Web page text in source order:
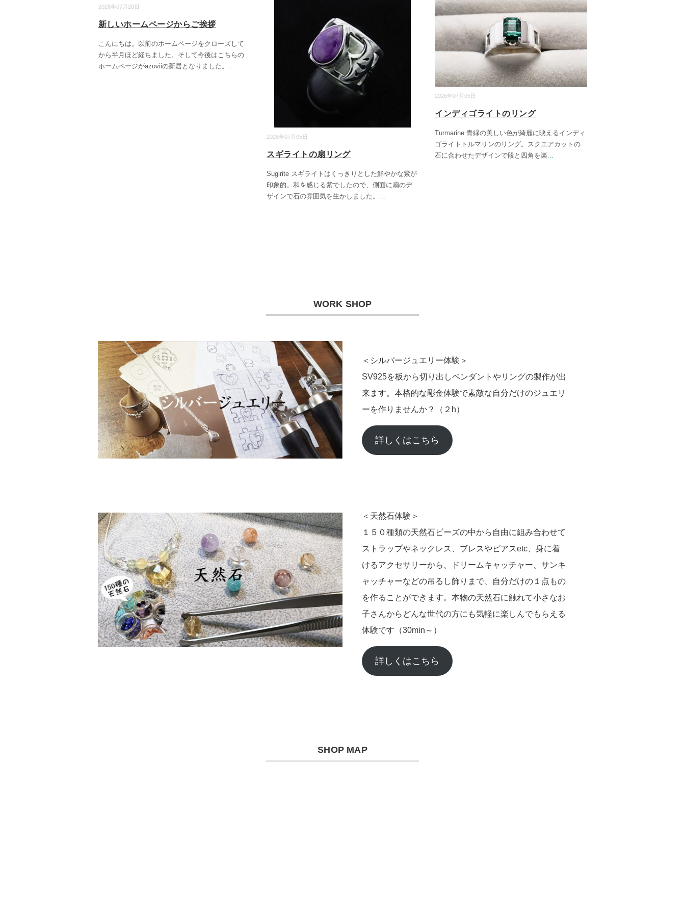
2026年07月20日
新しいホームページからご挨拶
こんにちは。以前のホームページをクローズして
から半月ほど経ちました。そして今後はこちらの
ホームページがazoviiの新居となりました。 ...
2026年07月05日
スギライトの扇リング
Sugirite スギライトはくっきりとした鮮やかな紫が
印象的。和を感じる紫でしたので、側面に扇のデ
ザインで石の雰囲気を生かしました。 ...
2026年07月05日
インディゴライトのリング
Turmarine 青緑の美しい色が綺麗に映えるインディ
ゴライトトルマリンのリング。スクエアカットの
石に合わせたデザインで段と四角を楽...
WORK SHOP
＜シルバージュエリー体験＞
SV925を板から切り出しペンダントやリングの製作が出
来ます。本格的な彫金体験で素敵な自分だけのジュエリ
ーを作りませんか？（２h）
詳しくはこちら
＜天然石体験＞
１５０種類の天然石ビーズの中から自由に組み合わせて
ストラップやネックレス、ブレスやピアスetc、身に着
けるアクセサリーから、ドリームキャッチャー、サンキ
ャッチャーなどの吊るし飾りまで、自分だけの１点もの
を作ることができます。本物の天然石に触れて小さなお
子さんからどんな世代の方にも気軽に楽しんでもらえる
体験です（30min～）
詳しくはこちら
SHOP MAP